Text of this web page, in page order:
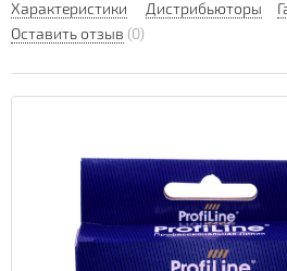
Характеристики Дистрибьюторы
Оставить отзыв (0)